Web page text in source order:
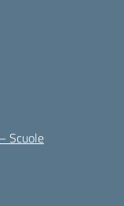
Scuole